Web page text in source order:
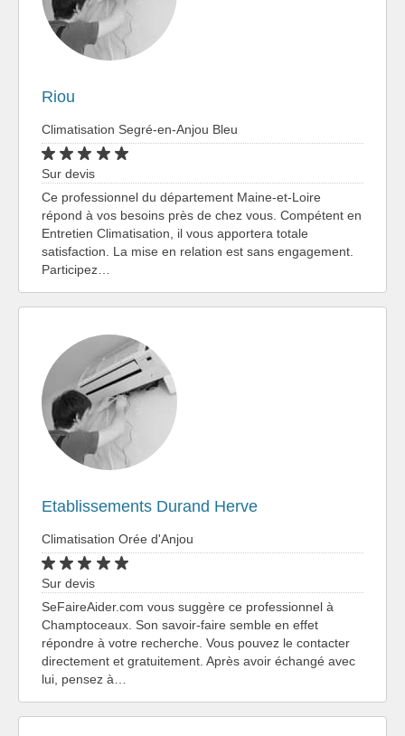
Riou
Climatisation Segré-en-Anjou Bleu
Sur devis
Ce professionnel du département Maine-et-Loire
répond à vos besoins près de chez vous. Compétent en
Entretien Climatisation, il vous apportera totale
satisfaction. La mise en relation est sans engagement.
Participez…
Etablissements Durand Herve
Climatisation Orée d'Anjou
Sur devis
SeFaireAider.com vous suggère ce professionnel à
Champtoceaux. Son savoir-faire semble en effet
répondre à votre recherche. Vous pouvez le contacter
directement et gratuitement. Après avoir échangé avec
lui, pensez à…